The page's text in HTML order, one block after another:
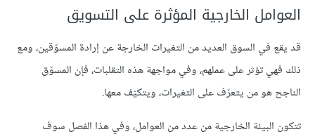
العوامل الخارجية المؤثرة على التسويق
قد يقع في السوق العديد من التغيرات الخارجة عن إرادة المسوّقين، ومع
ذلك فهي تؤثر على عملهم، وفي مواجهة هذه التقلبات، فإن المسوّق
الناجح هو من يتعرّف على التغيرات، ويتكيّف معها.
تتكون البيئة الخارجية من عدد من العوامل، وفي هذا الفصل سوف